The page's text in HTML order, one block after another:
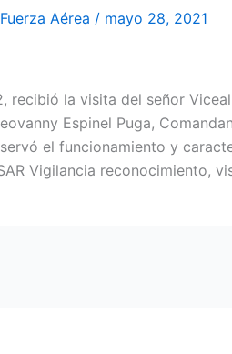
Fuerza Aérea / mayo 28, 2021
recibió la visita del señor
Espinel Puga,
el funcionamiento y
Vigilancia reconocimiento,